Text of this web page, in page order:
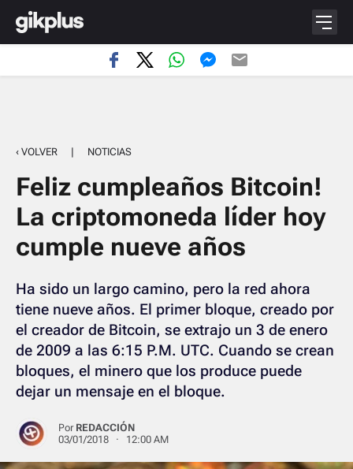
‹ VOLVER | NOTICIAS
Feliz cumpleaños Bitcoin!
La criptomoneda líder hoy
cumple nueve años
Ha sido un largo camino, pero la red ahora
tiene nueve años. El primer bloque, creado por
el creador de Bitcoin, se extrajo un 3 de enero
de 2009 a las 6:15 P.M. UTC. Cuando se crean
bloques, el minero que los produce puede
dejar un mensaje en el bloque.
Por REDACCIÓN
03/01/2018 · 12:00 AM